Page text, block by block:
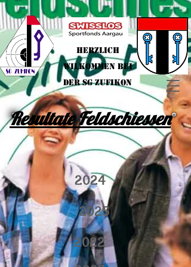
Herzlich
Wilkommen bei
der SG Zufikon
2024
2025
2022
Resultate Feldschiessen